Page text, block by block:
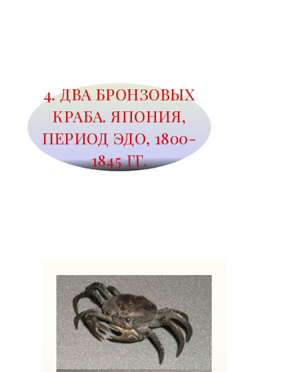
4. ДВА БРОНЗОВЫХ
КРАБА. ЯПОНИЯ,
ПЕРИОД ЭДО, 1800-
1845 ГГ.